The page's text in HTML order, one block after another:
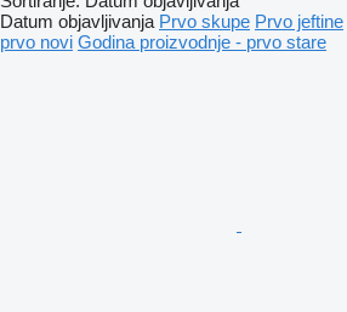
Datum objavljivanja Prvo skupe Prvo jeftine
prvo novi Godina proizvodnje - prvo stare